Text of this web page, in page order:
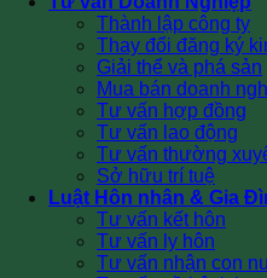
Thành lập công ty
Thay đổi đăng ký
Giải thể và phá sản
Mua bán doanh
Tư vấn hợp đồng
Tư vấn lao động
Tư vấn thường
Sở hữu trí tuệ
Luật Hôn nhân & Gia
Tư vấn kết hôn
Tư vấn ly hôn
Tư vấn nhận con